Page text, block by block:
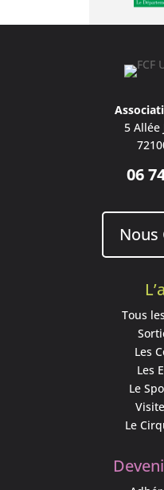
5 Allée
06
Tous
Les
Les
Le
Le